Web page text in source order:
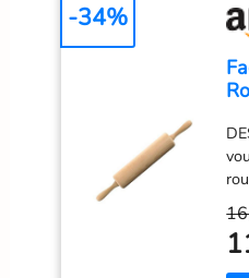
-34%